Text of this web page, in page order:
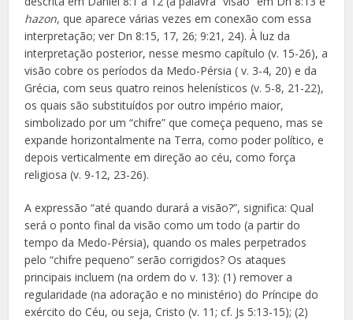
hazon, que aparece várias vezes em conexão com essa
interpretação; ver Dn 8:15, 17, 26; 9:21, 24). À luz da
interpretação posterior, nesse mesmo capítulo (v. 15-26), a
visão cobre os períodos da Medo-Pérsia ( v. 3-4, 20) e da
Grécia, com seus quatro reinos helenísticos (v. 5-8, 21-22),
os quais são substituídos por outro império maior,
simbolizado por um “chifre” que começa pequeno, mas se
expande horizontalmente na Terra, como poder político, e
depois verticalmente em direção ao céu, como força
religiosa (v. 9-12, 23-26).
A expressão “até quando durará a visão?”, significa: Qual
será o ponto final da visão como um todo (a partir do
tempo da Medo-Pérsia), quando os males perpetrados
pelo “chifre pequeno” serão corrigidos? Os ataques
principais incluem (na ordem do v. 13): (1) remover a
regularidade (na adoração e no ministério) do Príncipe do
exército do Céu, ou seja, Cristo (v. 11; cf. Js 5:13-15); (2)